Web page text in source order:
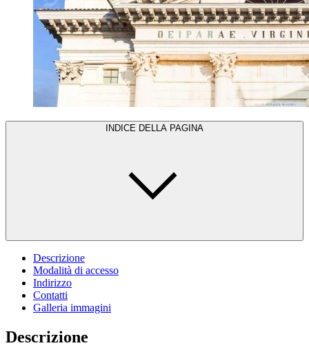
INDICE DELLA PAGINA
Descrizione
Modalità di accesso
Indirizzo
Contatti
Galleria immagini
Descrizione